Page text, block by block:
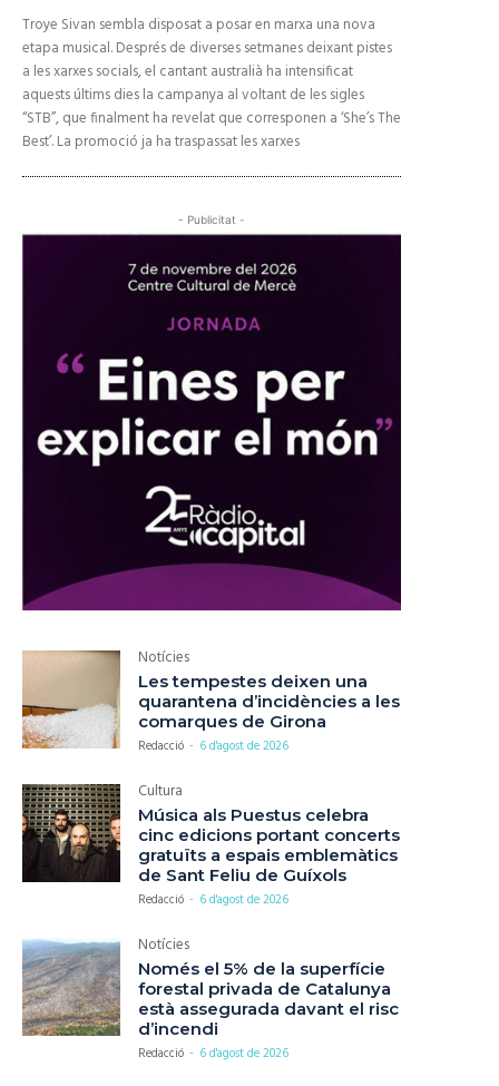
Troye Sivan sembla disposat a posar en marxa una nova
etapa musical. Després de diverses setmanes deixant pistes
a les xarxes socials, el cantant australià ha intensificat
aquests últims dies la campanya al voltant de les sigles
“STB”, que finalment ha revelat que corresponen a ‘She’s The
Best’. La promoció ja ha traspassat les xarxes
- Publicitat -
Notícies
Les tempestes deixen una
quarantena d’incidències a les
comarques de Girona
Redacció - 6 d'agost de 2026
Cultura
Música als Puestus celebra
cinc edicions portant concerts
gratuïts a espais emblemàtics
de Sant Feliu de Guíxols
Redacció - 6 d'agost de 2026
Notícies
Només el 5% de la superfície
forestal privada de Catalunya
està assegurada davant el risc
d’incendi
Redacció - 6 d'agost de 2026